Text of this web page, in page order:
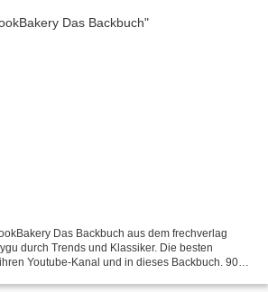
Das Backbuch aus dem frechverlag
durch Trends und Klassiker. Die besten
Youtube-Kanal und in dieses Backbuch. 90